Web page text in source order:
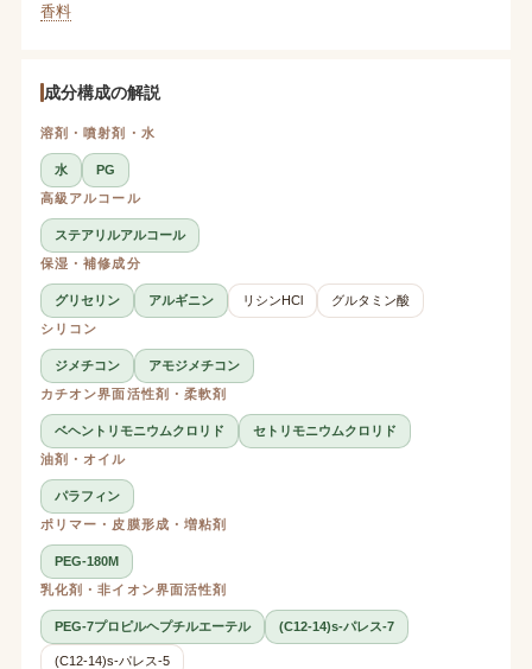
香料
成分構成の解説
溶剤・噴射剤・水
水
PG
高級アルコール
ステアリルアルコール
保湿・補修成分
グリセリン アルギニン リシンHCl
グルタミン酸
シリコン
ジメチコン
アモジメチコン
カチオン界面活性剤・柔軟剤
ベヘントリモニウムクロリド
セトリモニウムクロリド
油剤・オイル
パラフィン
ポリマー・皮膜形成・増粘剤
PEG-180M
乳化剤・非イオン界面活性剤
PEG-7プロピルヘプチルエーテル (C12-14)s-パレス-7
(C12-14)s-パレス-5